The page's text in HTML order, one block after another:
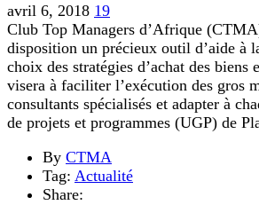
avril 6, 2018 19
Club Top Managers d’Afrique
disposition un précieux outil d’aide à
choix des stratégies d’achat des biens
visera à faciliter l’exécution des gros
consultants spécialisés et adapter à
de projets et programmes (UGP) de
By CTMA
Tag: Actualité
Share: